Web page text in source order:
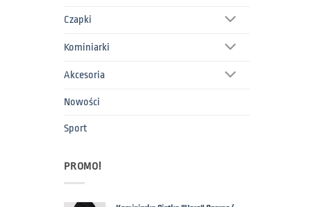
Czapki
Kominiarki
Akcesoria
Nowości
Sport
PROMO!